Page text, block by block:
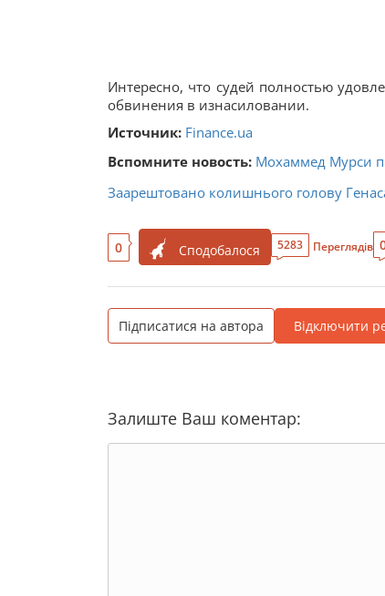
Интересно, что судей полностью
обвинения в изнасиловании.
Источник: Finance.ua
Вспомните новость: Мохаммед Мурси
Заарештовано колишнього голову
0 Сподобалося 5283 Переглядів
Підписатися на автора Відключити
Залиште Ваш коментар: